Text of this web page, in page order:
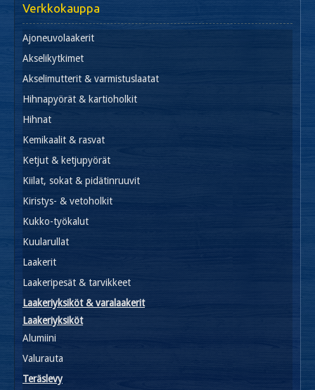
Verkkokauppa
Ajoneuvolaakerit
Akselikytkimet
Akselimutterit & varmistuslaatat
Hihnapyörät & kartioholkit
Hihnat
Kemikaalit & rasvat
Ketjut & ketjupyörät
Kiilat, sokat & pidätinruuvit
Kiristys- & vetoholkit
Kukko-työkalut
Kuularullat
Laakerit
Laakeripesät & tarvikkeet
Laakeriyksiköt & varalaakerit
Laakeriyksiköt
Alumiini
Valurauta
Teräslevy